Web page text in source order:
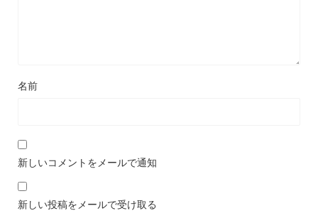
名前
新しいコメントをメールで通知
新しい投稿をメールで受け取る